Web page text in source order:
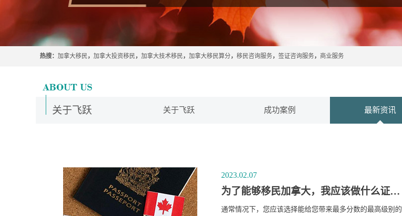
热搜： 加拿大移民 ， 加拿大投资移民 ， 加拿大技术移民 ， 加拿大移民算分， 移民咨询服务， 签证咨询服务， 商业服务
关于飞跃 关于飞跃 成功案例 最新资讯
2023.02.07
为了能够移民加拿大，我应该做什么证书的评估？
通常情况下，您应该选择能给您带来最多分数的最高级别的